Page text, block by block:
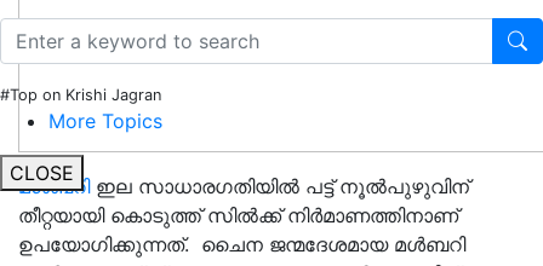
#Top on Krishi Jagran
More Topics
CLOSE
മൾബറിഇല സാധാരഗതിയിൽ പട്ട് നൂൽപുഴുവിന്
തീറ്റയായി കൊടുത്ത് സിൽക്ക് നിർമാണത്തിനാണ്
ഉപയോഗിക്കുന്നത്. ചൈന ജന്മദേശമായ മൾബറി